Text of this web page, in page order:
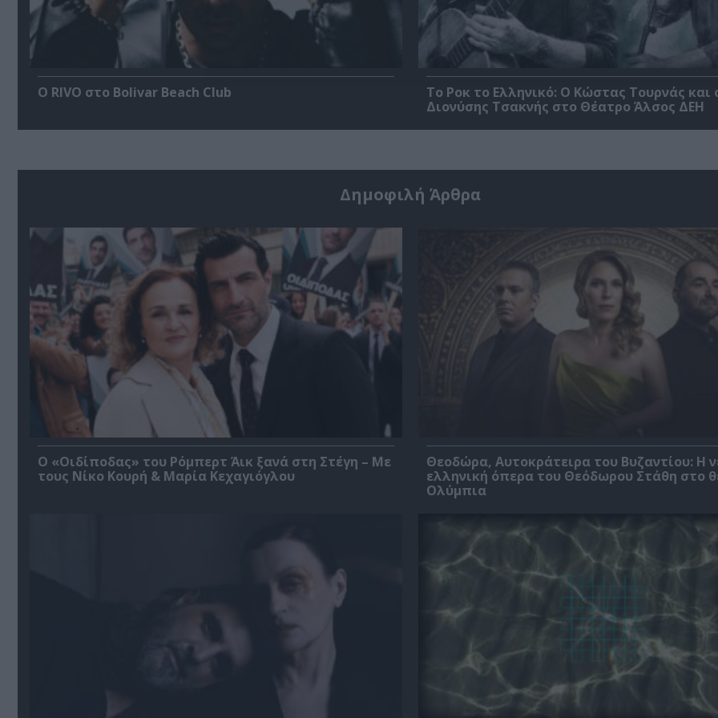
Ο RIVO στο Bolivar Beach Club
Το Ροκ το Ελληνικό: Ο Κώστας Τουρνάς και
Διονύσης Τσακνής στο Θέατρο Άλσος ΔΕΗ
Δημοφιλή Άρθρα
O «Οιδίποδας» του Ρόμπερτ Άικ ξανά στη Στέγη – Με
τους Νίκο Κουρή & Μαρία Κεχαγιόγλου
Θεοδώρα, Αυτοκράτειρα του Βυζαντίου: Η
ελληνική όπερα του Θεόδωρου Στάθη στο
Ολύμπια